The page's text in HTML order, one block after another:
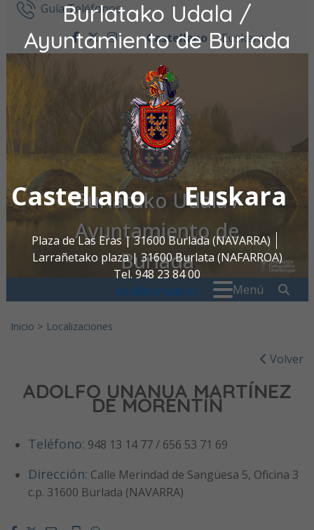
Burlatako Udala /
Ayuntamiento de Burlada
Castellano Euskara
Plaza de Las Eras | 31600 Burlada (NAVARRA)
Larrañetako plaza | 31600 Burlata (NAFARROA)
Tel. 948 23 84 00
oac@burlada.es
Ir al contenidoGuía Teléfonos
facebook
twitter
instagram
Castellano Euskara
Burlatako Udala /
Ayuntamiento de
Burlada
Menú
Inicio > Localizaciones
Volver
ADOLFO UNANUA MARTÍNEZ
DE MORENTÍN
Teléfono: 948 13 14 77 / 656 53 71 69
Dirección: Calle Merindad de Sangüesa 5, Oficina 3
c.p. 31600 Burlada (NAVARRA)